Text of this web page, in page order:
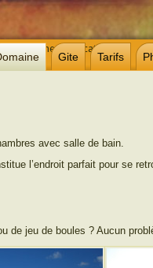
pays cathare
Gite Tarifs
avec salle de bain.
l’endroit parfait pour se
de jeu de boules ? Aucun